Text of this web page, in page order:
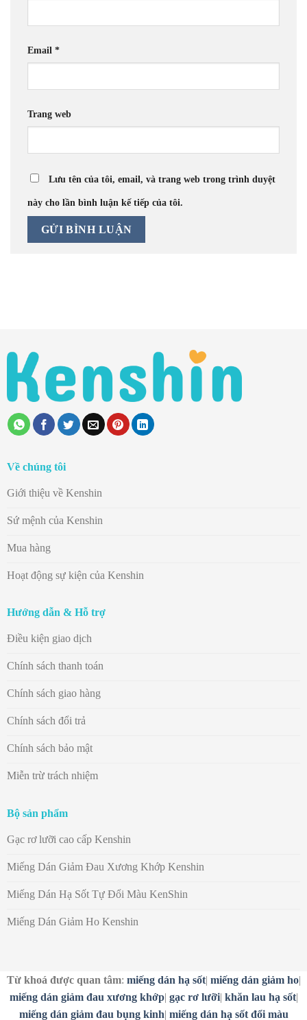
Email *
Trang web
Lưu tên của tôi, email, và trang web trong trình duyệt
này cho lần bình luận kế tiếp của tôi.
Về chúng tôi
Giới thiệu về Kenshin
Sứ mệnh của Kenshin
Mua hàng
Hoạt động sự kiện của Kenshin
Hướng dẫn & Hỗ trợ
Điều kiện giao dịch
Chính sách thanh toán
Chính sách giao hàng
Chính sách đổi trả
Chính sách bảo mật
Miễn trừ trách nhiệm
Bộ sản phẩm
Gạc rơ lưỡi cao cấp Kenshin
Miếng Dán Giảm Đau Xương Khớp Kenshin
Miếng Dán Hạ Sốt Tự Đổi Màu KenShin
Miếng Dán Giảm Ho Kenshin
Từ khoá được quan tâm: miếng dán hạ sốt| miếng dán giảm ho|
miếng dán giảm đau xương khớp| gạc rơ lưỡi| khăn lau hạ sốt|
miếng dán giảm đau bụng kinh| miếng dán hạ sốt đổi màu